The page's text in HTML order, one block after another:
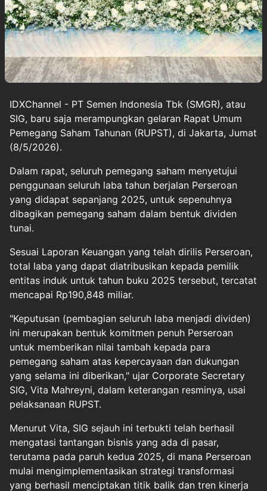
IDXChannel - PT Semen Indonesia Tbk (SMGR), atau
SIG, baru saja merampungkan gelaran Rapat Umum
Pemegang Saham Tahunan (RUPST), di Jakarta, Jumat
(8/5/2026).
Dalam rapat, seluruh pemegang saham menyetujui
penggunaan seluruh laba tahun berjalan Perseroan
yang didapat sepanjang 2025, untuk sepenuhnya
dibagikan pemegang saham dalam bentuk dividen
tunai.
Sesuai Laporan Keuangan yang telah dirilis Perseroan,
total laba yang dapat diatribusikan kepada pemilik
entitas induk untuk tahun buku 2025 tersebut, tercatat
mencapai Rp190,848 miliar.
"Keputusan (pembagian seluruh laba menjadi dividen)
ini merupakan bentuk komitmen penuh Perseroan
untuk memberikan nilai tambah kepada para
pemegang saham atas kepercayaan dan dukungan
yang selama ini diberikan," ujar Corporate Secretary
SIG, Vita Mahreyni, dalam keterangan resminya, usai
pelaksanaan RUPST.
Menurut Vita, SIG sejauh ini terbukti telah berhasil
mengatasi tantangan bisnis yang ada di pasar,
terutama pada paruh kedua 2025, di mana Perseroan
mulai mengimplementasikan strategi transformasi
yang berhasil menciptakan titik balik dan tren kinerja